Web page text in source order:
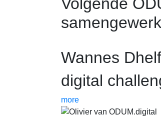
Wannes
digital
more